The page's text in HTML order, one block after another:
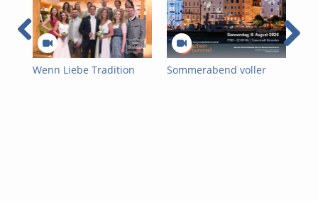
Wenn Liebe Tradition
Sommerabend voller